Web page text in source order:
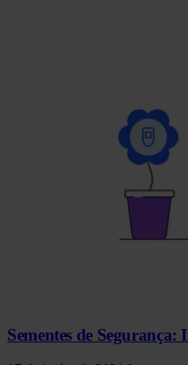
Sementes de